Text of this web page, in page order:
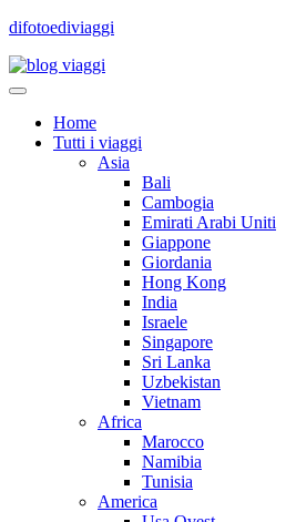
difotoediviaggi
Home
Tutti i viaggi
Asia
Bali
Cambogia
Emirati Arabi Uniti
Giappone
Giordania
Hong Kong
India
Israele
Singapore
Sri Lanka
Uzbekistan
Vietnam
Africa
Marocco
Namibia
Tunisia
America